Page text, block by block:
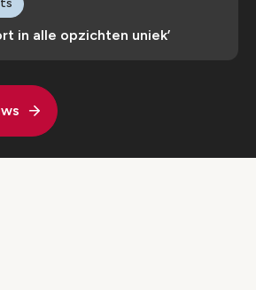
in alle opzichten uniek’